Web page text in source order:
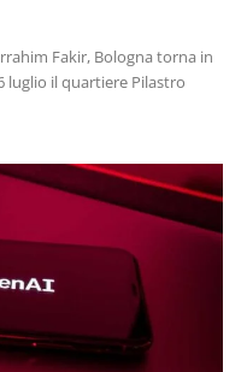
Fakir, Bologna torna in
luglio il quartiere Pilastro